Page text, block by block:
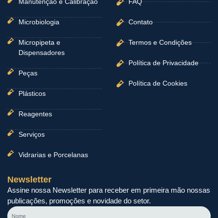
Manutenção e Calibração
Microbiologia
Micropipeta e
Dispensadores
Peças
Plásticos
Reagentes
Serviços
Vidrarias e Porcelanas
FAQ
Contato
Termos e Condições
Política de Privacidade
Política de Cookies
Newsletter
Assine nossa Newsletter para receber em primeira mão nossas
publicações, promoções e novidade do setor.
Nome